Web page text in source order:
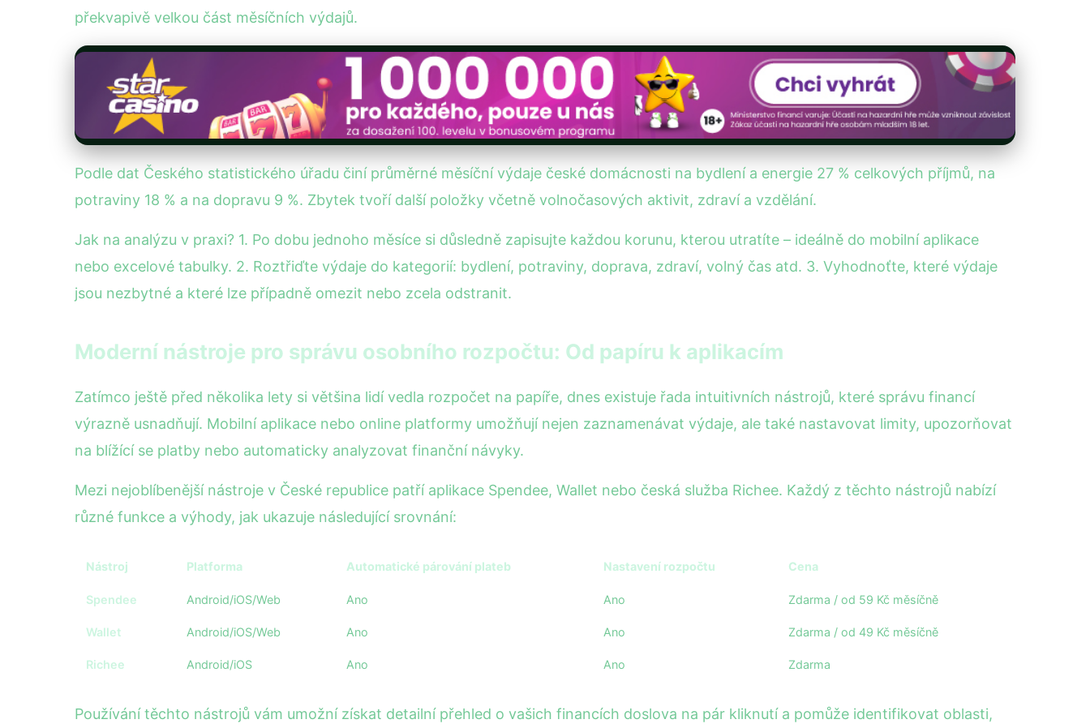
překvapivě velkou část měsíčních výdajů.
Podle dat Českého statistického úřadu činí průměrné měsíční výdaje české domácnosti na bydlení a energie 27 % celkových příjmů, na
potraviny 18 % a na dopravu 9 %. Zbytek tvoří další položky včetně volnočasových aktivit, zdraví a vzdělání.
Jak na analýzu v praxi? 1. Po dobu jednoho měsíce si důsledně zapisujte každou korunu, kterou utratíte – ideálně do mobilní aplikace
nebo excelové tabulky. 2. Roztřiďte výdaje do kategorií: bydlení, potraviny, doprava, zdraví, volný čas atd. 3. Vyhodnoťte, které výdaje
jsou nezbytné a které lze případně omezit nebo zcela odstranit.
Moderní nástroje pro správu osobního rozpočtu: Od papíru k aplikacím
Zatímco ještě před několika lety si většina lidí vedla rozpočet na papíře, dnes existuje řada intuitivních nástrojů, které správu financí
výrazně usnadňují. Mobilní aplikace nebo online platformy umožňují nejen zaznamenávat výdaje, ale také nastavovat limity, upozorňovat
na blížící se platby nebo automaticky analyzovat finanční návyky.
Mezi nejoblíbenější nástroje v České republice patří aplikace Spendee, Wallet nebo česká služba Richee. Každý z těchto nástrojů nabízí
různé funkce a výhody, jak ukazuje následující srovnání:
Nástroj Platforma Automatické párování plateb Nastavení rozpočtu Cena
Spendee Android/iOS/Web Ano Ano Zdarma / od 59 Kč měsíčně
Wallet Android/iOS/Web Ano Ano Zdarma / od 49 Kč měsíčně
Richee Android/iOS Ano Ano Zdarma
Používání těchto nástrojů vám umožní získat detailní přehled o vašich financích doslova na pár kliknutí a pomůže identifikovat oblasti,